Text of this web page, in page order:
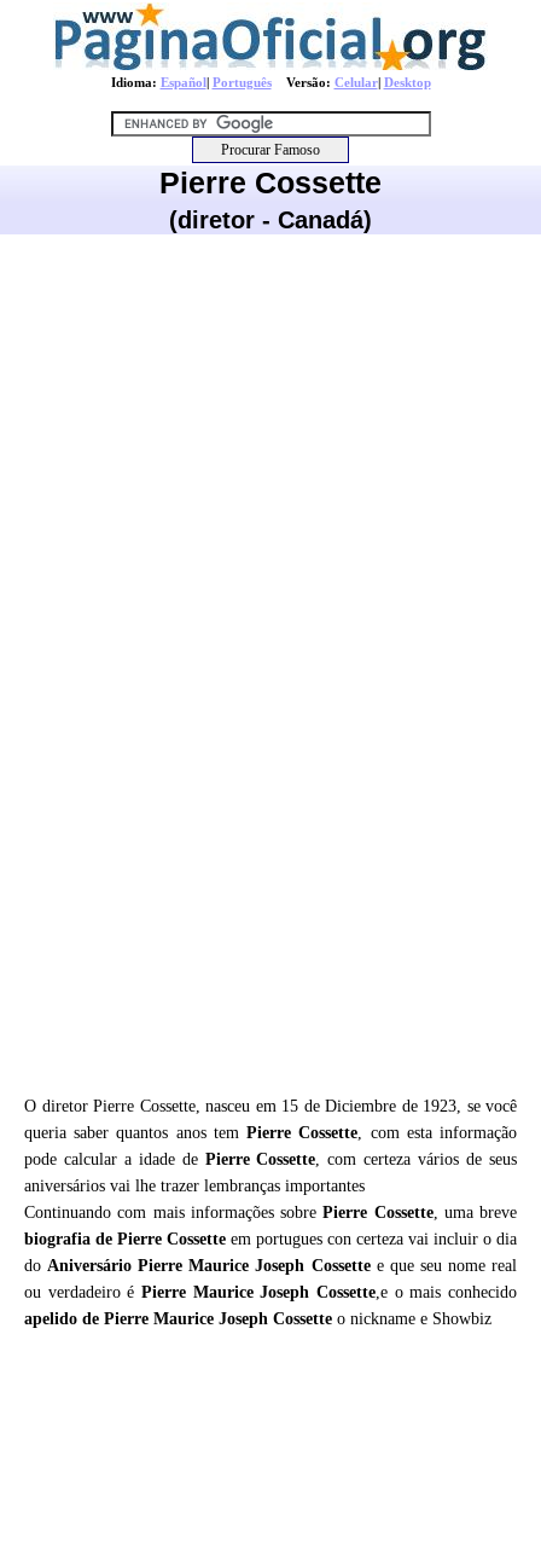
Idioma: Español| PortuguêsVersão: Celular| Desktop
Pierre Cossette
(diretor - Canadá)
O diretor Pierre Cossette, nasceu em 15 de Diciembre de 1923, se você
queria saber quantos anos temPierre Cossette, com esta informação
pode calcular a idade de Pierre Cossette, com certeza vários de seus
aniversários vai lhe trazer lembranças importantes
Continuando com mais informações sobrePierre Cossette, uma breve
biografia de Pierre Cossette em portugues con certeza vai incluir o dia
doAniversário Pierre Maurice Joseph Cossettee que seu nome real
ou verdadeiro é Pierre Maurice Joseph Cossette,e o mais conhecido
apelido de Pierre Maurice Joseph Cossette o nickname e Showbiz